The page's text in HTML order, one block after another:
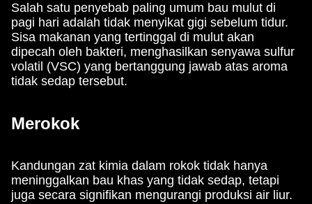
Salah satu penyebab paling umum bau mulut di
pagi hari adalah tidak menyikat gigi sebelum tidur.
Sisa makanan yang tertinggal di mulut akan
dipecah oleh bakteri, menghasilkan senyawa sulfur
volatil (VSC) yang bertanggung jawab atas aroma
tidak sedap tersebut.
Merokok
Kandungan zat kimia dalam rokok tidak hanya
meninggalkan bau khas yang tidak sedap, tetapi
juga secara signifikan mengurangi produksi air liur.